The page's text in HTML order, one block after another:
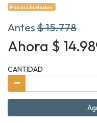
Pocas Unidades.
Antes$ 15.778
Ahora $
CANTIDAD